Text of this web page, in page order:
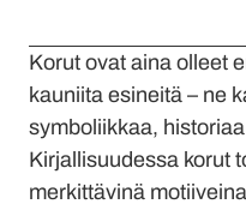
Korut ovat aina olleet
kauniita esineitä – ne
symboliikkaa,
Kirjallisuudessa korut
merkittävinä